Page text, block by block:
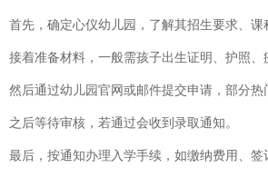
首先，确定心仪幼儿园，了解其招生要求、课
接着准备材料，一般需孩子出生证明、护照、
然后通过幼儿园官网或邮件提交申请，部分热
之后等待审核，若通过会收到录取通知。
最后，按通知办理入学手续，如缴纳费用、